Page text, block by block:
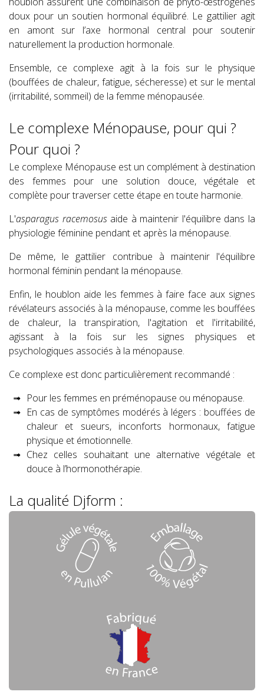
doux pour un soutien hormonal équilibré. Le gattilier agit
en amont sur l’axe hormonal central pour soutenir
naturellement la production hormonale.
Ensemble, ce complexe agit à la fois sur le physique
(bouffées de chaleur, fatigue, sécheresse) et sur le mental
(irritabilité, sommeil) de la femme ménopausée.
Le complexe Ménopause, pour qui ?
Pour quoi ?
Le complexe Ménopause est un complément à destination
des femmes pour une solution douce, végétale et
complète pour traverser cette étape en toute harmonie.
L'asparagus racemosusaide à maintenir l'équilibre dans la
physiologie féminine pendant et après la ménopause.
De même, le gattilier contribue à maintenir l'équilibre
hormonal féminin pendant la ménopause.
Enfin, le houblon aide les femmes à faire face aux signes
révélateurs associés à la ménopause, comme les bouffées
de chaleur, la transpiration, l'agitation et l'irritabilité,
agissant à la fois sur les signes physiques et
psychologiques associés à la ménopause.
Ce complexe est donc particulièrement recommandé :
Pour les femmes en préménopause ou ménopause.
En cas de symptômes modérés à légers : bouffées de
chaleur et sueurs, inconforts hormonaux, fatigue
physique et émotionnelle.
Chez celles souhaitant une alternative végétale et
douce à l’hormonothérapie.
La qualité Djform :